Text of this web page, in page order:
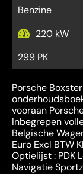
Benzine
220 kW
299 PK
Porsche
vooraan
Inbegrepen
Belgische
Euro Excl BTW
Optielijst : PDK
Navigatie